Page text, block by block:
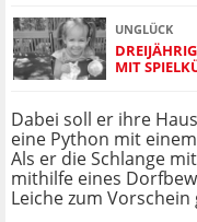
UNGLÜCK
MIT
Dabei soll er ihre
eine Python mit
Als er die Schlange
mithilfe eines
Leiche zum